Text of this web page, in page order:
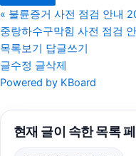
« 불륜증거 사전 점검 안내
중랑하수구막힘 사전 점검
목록보기
답글쓰기
글수정 글삭제
Powered by KBoard
현재 글이 속한 목록